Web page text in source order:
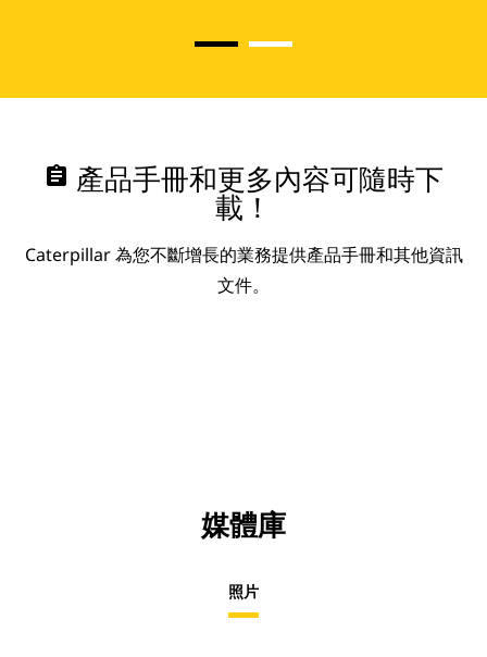
assignment 產品手冊和更多內容可隨時下
載！
Caterpillar 為您不斷增長的業務提供產品手冊和其他資訊
文件。
媒體庫
照片